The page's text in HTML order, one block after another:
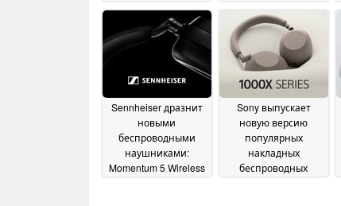
службы
аккумулятора и
усовершенствованной
функцией
отслеживания сна
July 2026
02 July 2026
Sennheiser дразнит
новыми
беспроводными
наушниками:
Momentum 5 Wireless
Sony выпускает
новую версию
популярных
накладных
беспроводных